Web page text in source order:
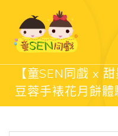
【童SEN同戲 x
豆蓉手裱花月餅